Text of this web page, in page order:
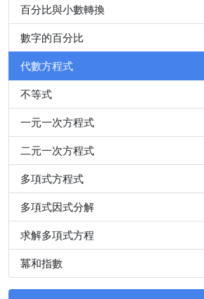
百分比與小數轉換
數字的百分比
代數方程式
不等式
一元一次方程式
二元一次方程式
多項式方程式
多項式因式分解
求解多項式方程
冪和指數